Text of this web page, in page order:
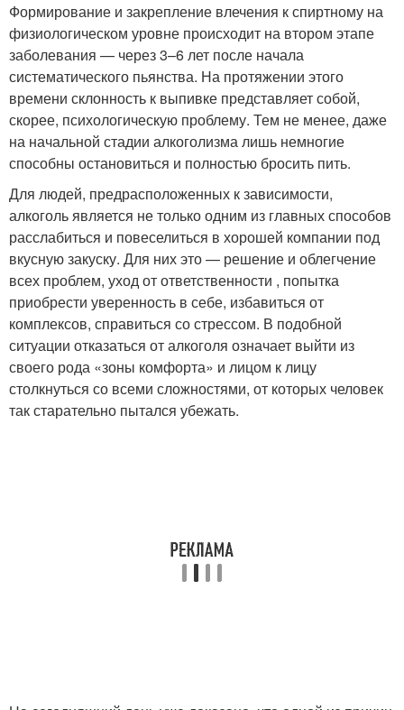
Формирование и закрепление влечения к спиртному на
физиологическом уровне происходит на втором этапе
заболевания — через 3–6 лет после начала
систематического пьянства. На протяжении этого
времени склонность к выпивке представляет собой,
скорее, психологическую проблему. Тем не менее, даже
на начальной стадии алкоголизма лишь немногие
способны остановиться и полностью бросить пить.
Для людей, предрасположенных к зависимости,
алкоголь является не только одним из главных способов
расслабиться и повеселиться в хорошей компании под
вкусную закуску. Для них это — решение и облегчение
всех проблем, уход от ответственности , попытка
приобрести уверенность в себе, избавиться от
комплексов, справиться со стрессом. В подобной
ситуации отказаться от алкоголя означает выйти из
своего рода «зоны комфорта» и лицом к лицу
столкнуться со всеми сложностями, от которых человек
так старательно пытался убежать.